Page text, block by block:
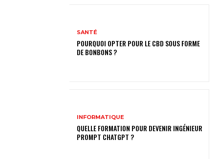
SANTÉ
POURQUOI OPTER POUR LE CBD SOUS FORME
DE BONBONS ?
INFORMATIQUE
QUELLE FORMATION POUR DEVENIR INGÉNIEUR
PROMPT CHATGPT ?